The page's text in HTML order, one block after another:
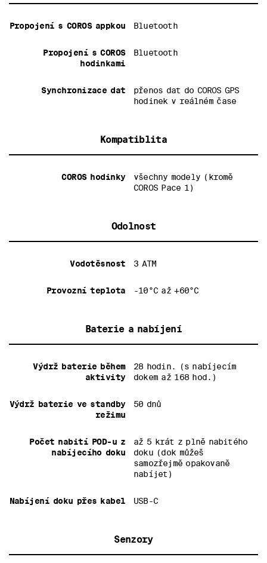
Propojení s COROS appkou Bluetooth
Propojení s COROS
hodinkami
Bluetooth
Synchronizace dat
přenos dat do COROS GPS
hodinek v reálném čase
Kompatiblita
COROS hodinky
všechny modely (kromě
COROS Pace 1)
Odolnost
Vodotěsnost 3 ATM
Provozní teplota -10°C až +60°C
Baterie a nabíjení
Výdrž baterie během
aktivity
28 hodin. (s nabíjecím
dokem až 168 hod.)
Výdrž baterie ve standby
režimu
50 dnů
Počet nabití POD-u z
nabíjecího doku
až 5 krát z plně nabitého
doku (dok můžeš
samozřejmě opakovaně
nabíjet)
Nabíjení doku přes kabel USB-C
Senzory